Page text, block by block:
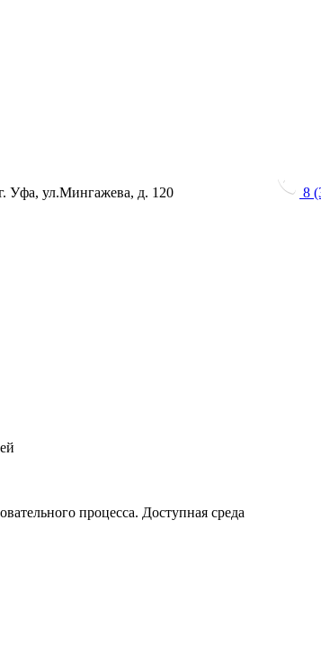
Уфа, ул.Мингажева, д. 120 8
процесса. Доступная среда